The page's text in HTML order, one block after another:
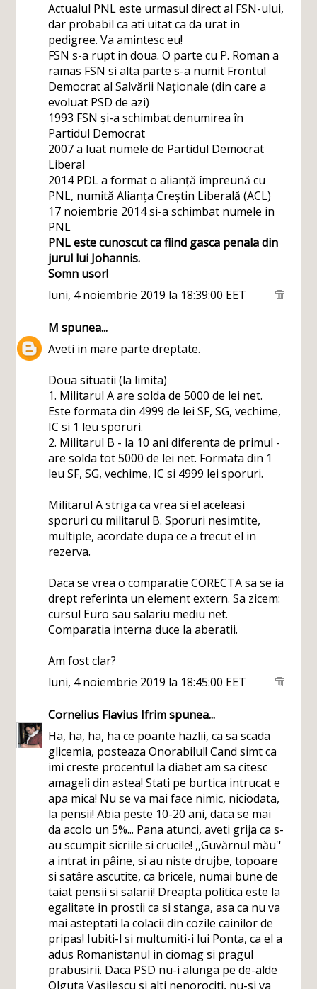
Actualul PNL este urmasul direct al FSN-ului,
dar probabil ca ati uitat ca da urat in
pedigree. Va amintesc eu!
FSN s-a rupt in doua. O parte cu P. Roman a
ramas FSN si alta parte s-a numit Frontul
Democrat al Salvării Naționale (din care a
evoluat PSD de azi)
1993 FSN și-a schimbat denumirea în
Partidul Democrat
2007 a luat numele de Partidul Democrat
Liberal
2014 PDL a format o alianță împreună cu
PNL, numită Alianța Creștin Liberală (ACL)
17 noiembrie 2014 si-a schimbat numele in
PNL
PNL este cunoscut ca fiind gasca penala din
jurul lui Johannis.
Somn usor!
luni, 4 noiembrie 2019 la 18:39:00 EET
M spunea...
Aveti in mare parte dreptate.
Doua situatii (la limita)
1. Militarul A are solda de 5000 de lei net.
Este formata din 4999 de lei SF, SG, vechime,
IC si 1 leu sporuri.
2. Militarul B - la 10 ani diferenta de primul -
are solda tot 5000 de lei net. Formata din 1
leu SF, SG, vechime, IC si 4999 lei sporuri.
Militarul A striga ca vrea si el aceleasi
sporuri cu militarul B. Sporuri nesimtite,
multiple, acordate dupa ce a trecut el in
rezerva.
Daca se vrea o comparatie CORECTA sa se ia
drept referinta un element extern. Sa zicem:
cursul Euro sau salariu mediu net.
Comparatia interna duce la aberatii.
Am fost clar?
luni, 4 noiembrie 2019 la 18:45:00 EET
Cornelius Flavius Ifrimspunea...
Ha, ha, ha, ha ce poante hazlii, ca sa scada
glicemia, posteaza Onorabilul! Cand simt ca
imi creste procentul la diabet am sa citesc
amageli din astea! Stati pe burtica intrucat e
apa mica! Nu se va mai face nimic, niciodata,
la pensii! Abia peste 10-20 ani, daca se mai
da acolo un 5%... Pana atunci, aveti grija ca s-
au scumpit sicriile si crucile! ,,Guvărnul mău''
a intrat in pâine, si au niste drujbe, topoare
si satâre ascutite, ca bricele, numai bune de
taiat pensii si salarii! Dreapta politica este la
egalitate in prostii ca si stanga, asa ca nu va
mai asteptati la colacii din cozile cainilor de
pripas! Iubiti-l si multumiti-i lui Ponta, ca el a
adus Romanistanul in ciomag si pragul
prabusirii. Daca PSD nu-i alunga pe de-alde
Olguta Vasilescu si alti nenorociti, nu-si va